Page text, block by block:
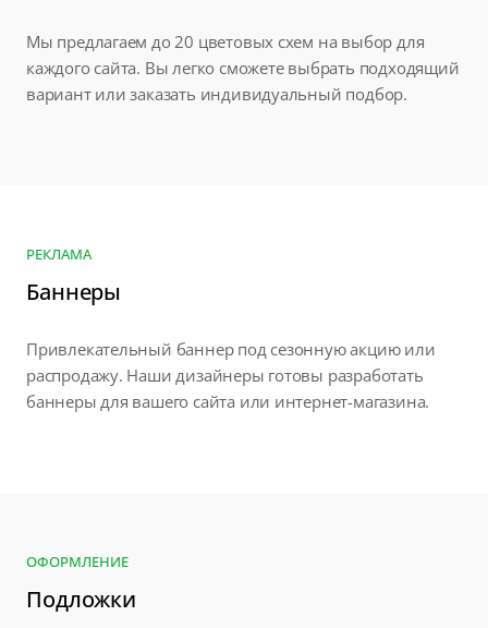
Мы предлагаем до 20 цветовых схем на выбор для
каждого сайта. Вы легко сможете выбрать подходящий
вариант или заказать индивидуальный подбор.
РЕКЛАМА
Баннеры
Привлекательный баннер под сезонную акцию или
распродажу. Наши дизайнеры готовы разработать
баннеры для вашего сайта или интернет-магазина.
ОФОРМЛЕНИЕ
Подложки